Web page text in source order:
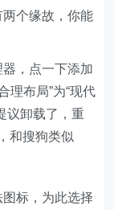
个缘故，你能
，点一下添加
理布局”为“现代
议卸载了，重
和搜狗类似
标，为此选择